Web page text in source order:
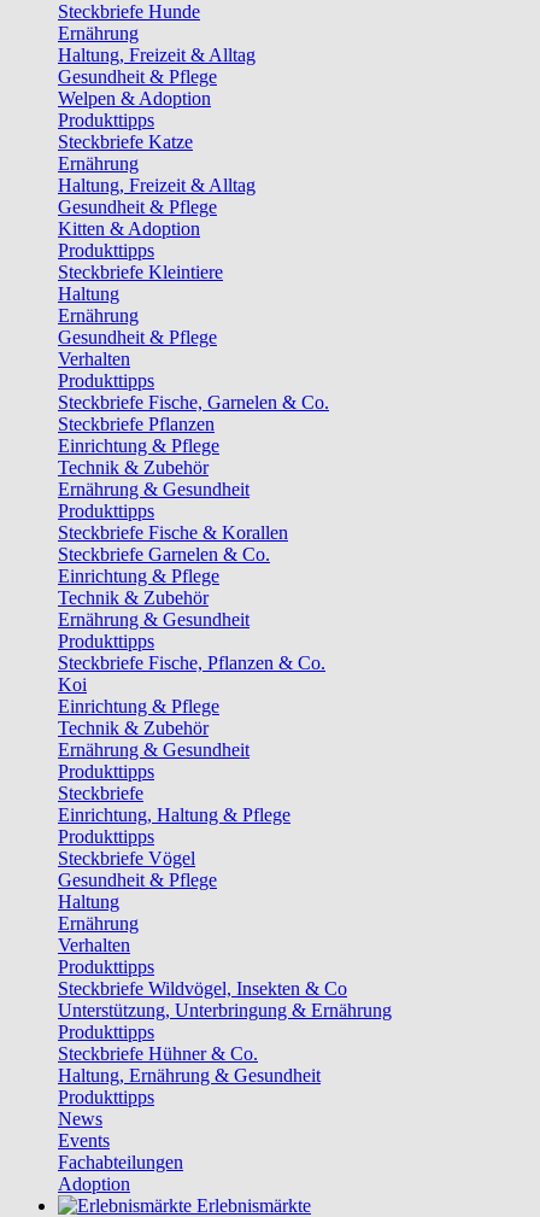
Steckbriefe Hunde
Ernährung
Haltung, Freizeit & Alltag
Gesundheit & Pflege
Welpen & Adoption
Produkttipps
Steckbriefe Katze
Ernährung
Haltung, Freizeit & Alltag
Gesundheit & Pflege
Kitten & Adoption
Produkttipps
Steckbriefe Kleintiere
Haltung
Ernährung
Gesundheit & Pflege
Verhalten
Produkttipps
Steckbriefe Fische, Garnelen & Co.
Steckbriefe Pflanzen
Einrichtung & Pflege
Technik & Zubehör
Ernährung & Gesundheit
Produkttipps
Steckbriefe Fische & Korallen
Steckbriefe Garnelen & Co.
Einrichtung & Pflege
Technik & Zubehör
Ernährung & Gesundheit
Produkttipps
Steckbriefe Fische, Pflanzen & Co.
Koi
Einrichtung & Pflege
Technik & Zubehör
Ernährung & Gesundheit
Produkttipps
Steckbriefe
Einrichtung, Haltung & Pflege
Produkttipps
Steckbriefe Vögel
Gesundheit & Pflege
Haltung
Ernährung
Verhalten
Produkttipps
Steckbriefe Wildvögel, Insekten & Co
Unterstützung, Unterbringung & Ernährung
Produkttipps
Steckbriefe Hühner & Co.
Haltung, Ernährung & Gesundheit
Produkttipps
News
Events
Fachabteilungen
Adoption
Erlebnismärkte